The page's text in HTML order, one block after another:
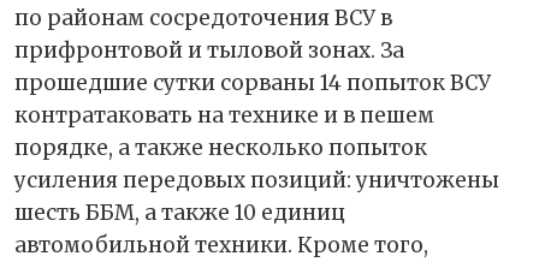
по районам сосредоточения ВСУ в
прифронтовой и тыловой зонах. За
прошедшие сутки сорваны 14 попыток ВСУ
контратаковать на технике и в пешем
порядке, а также несколько попыток
усиления передовых позиций: уничтожены
шесть ББМ, а также 10 единиц
автомобильной техники. Кроме того,